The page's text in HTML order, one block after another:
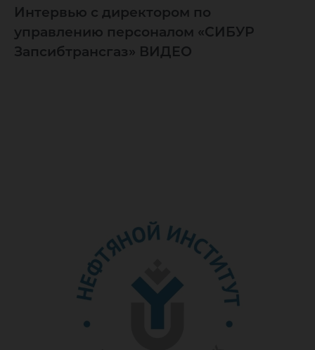
Интервью с директором по
управлению персоналом «СИБУР
Запсибтрансгаз» ВИДЕО